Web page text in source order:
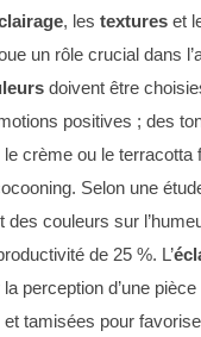
, les textureset
un rôle crucial dans
doivent être
positives ; des
crème ou le terracotta
Selon une
des couleurs sur
de 25 %. L’
perception d’une
tamisées pour